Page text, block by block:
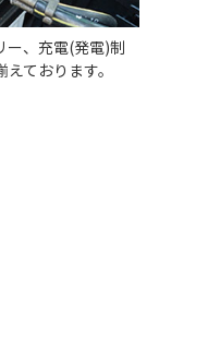
ー、充電(発電)制
ております。